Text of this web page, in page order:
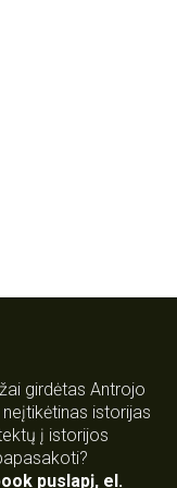
girdėtas Antrojo
istorijas
į istorijos
puslapį, el.